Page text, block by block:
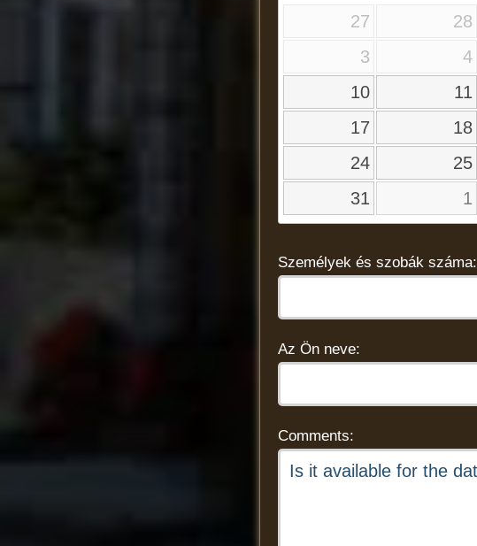
27 28
3
4
10
11
17
18
24
25
31
1
Személyek és szobák száma:
Az Ön neve:
Comments: